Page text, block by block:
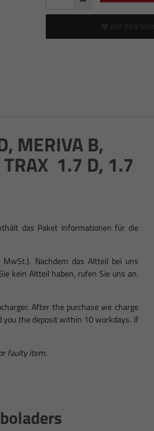
MERIVA B,
TRAX 1.7 D, 1.7
das Paket Informationen für die
Nachdem das Altteil bei uns
kein Altteil haben, rufen Sie uns an.
After the purchase we charge
the deposit within 10 workdays. If
faulty item.